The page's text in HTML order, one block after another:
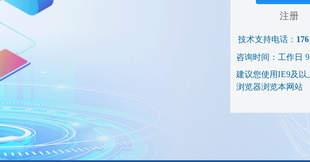
注册
技术支持电话：
咨询时间：工作日
建议您使用IE9及以
浏览器浏览本网站